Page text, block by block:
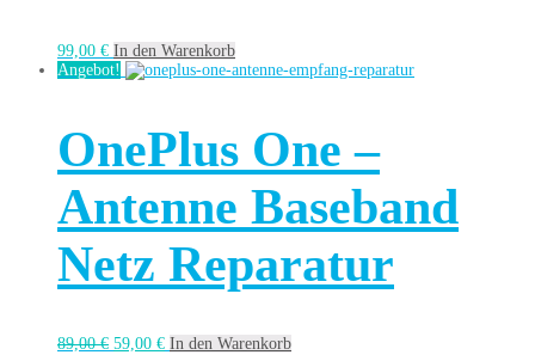
99,00 € In den Warenkorb
Angebot!
OnePlus One –
Antenne Baseband
Netz Reparatur
89,00€ 59,00 € In den Warenkorb